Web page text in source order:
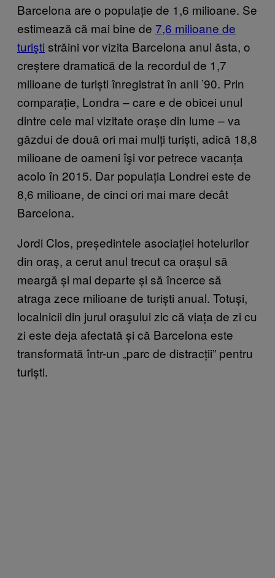
Barcelona are o populație de 1,6 milioane. Se
estimează că mai bine de 7,6 milioane de
turişti străini vor vizita Barcelona anul ăsta, o
creștere dramatică de la recordul de 1,7
milioane de turiști înregistrat în anii ’90. Prin
comparație, Londra – care e de obicei unul
dintre cele mai vizitate orașe din lume – va
găzdui de două ori mai mulți turiști, adică 18,8
milioane de oameni îşi vor petrece vacanța
acolo în 2015. Dar populația Londrei este de
8,6 milioane, de cinci ori mai mare decât
Barcelona.
Jordi Clos, președintele asociației hotelurilor
din oraș, a cerut anul trecut ca orașul să
meargă și mai departe și să încerce să
atraga zece milioane de turiști anual. Totuși,
localnicii din jurul oraşului zic că viața de zi cu
zi este deja afectată și că Barcelona este
transformată într-un „parc de distracții” pentru
turiști.